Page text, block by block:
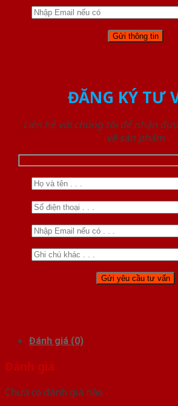
ĐĂNG KÝ TƯ
Liên hệ với chúng tôi để nhận
về sản phẩm
Đánh giá (0)
Đánh giá
Chưa có đánh giá nào.